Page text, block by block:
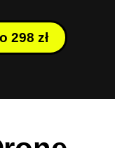
298 zł